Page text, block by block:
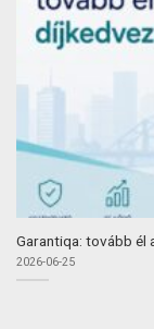
Garantiqa: tovább él
2026-06-25